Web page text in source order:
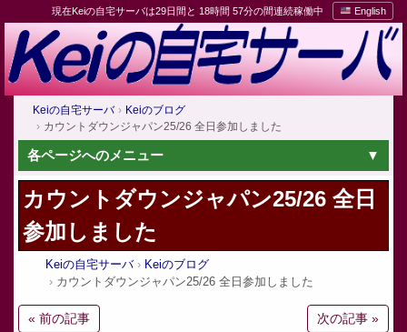
現在Keiの自宅サーバは29日間と 18時間 57分の間連続稼働中 English
Keiの自宅サーバ
Keiのブログ
カウントダウンジャパン25/26 全日参加しました
各ページへのメニュー
カウントダウンジャパン25/26 全日
参加しました
Keiの自宅サーバ
Keiのブログ
カウントダウンジャパン25/26 全日参加しました
« 前の記事 次の記事 »